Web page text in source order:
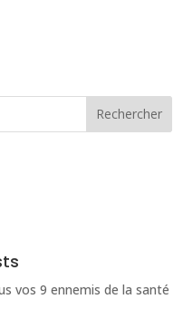
Rechercher
vos 9 ennemis de la santé